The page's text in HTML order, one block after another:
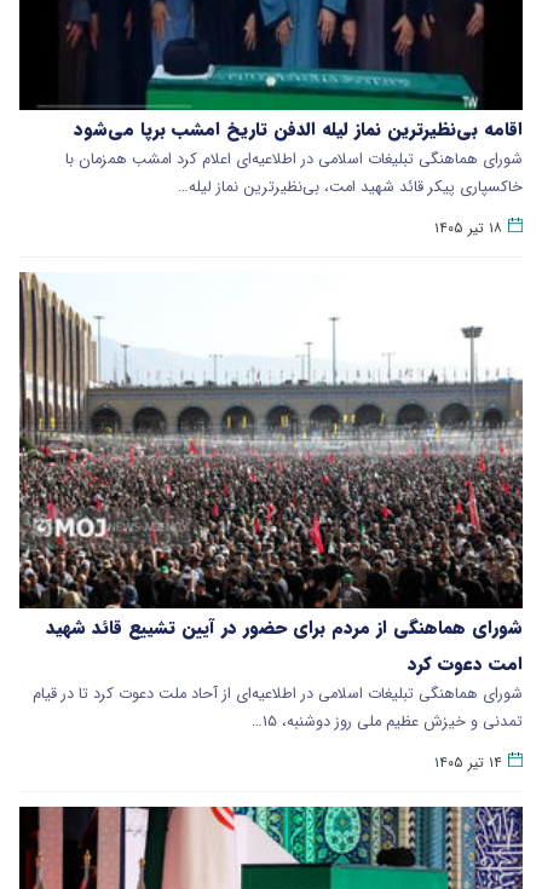
اقامه بی‌نظیرترین نماز لیله الدفن تاریخ امشب برپا می‌شود
شورای هماهنگی تبلیغات اسلامی در اطلاعیه‌ای اعلام کرد امشب همزمان با
خاکسپاری پیکر قائد شهید امت، بی‌نظیرترین نماز لیله…
۱۸ تیر ۱۴۰۵
شورای هماهنگی از مردم برای حضور در آیین تشییع قائد شهید
امت دعوت کرد
شورای هماهنگی تبلیغات اسلامی در اطلاعیه‌ای از آحاد ملت دعوت کرد تا در قیام
تمدنی و خیزش عظیم ملی روز دوشنبه، ۱۵…
۱۴ تیر ۱۴۰۵